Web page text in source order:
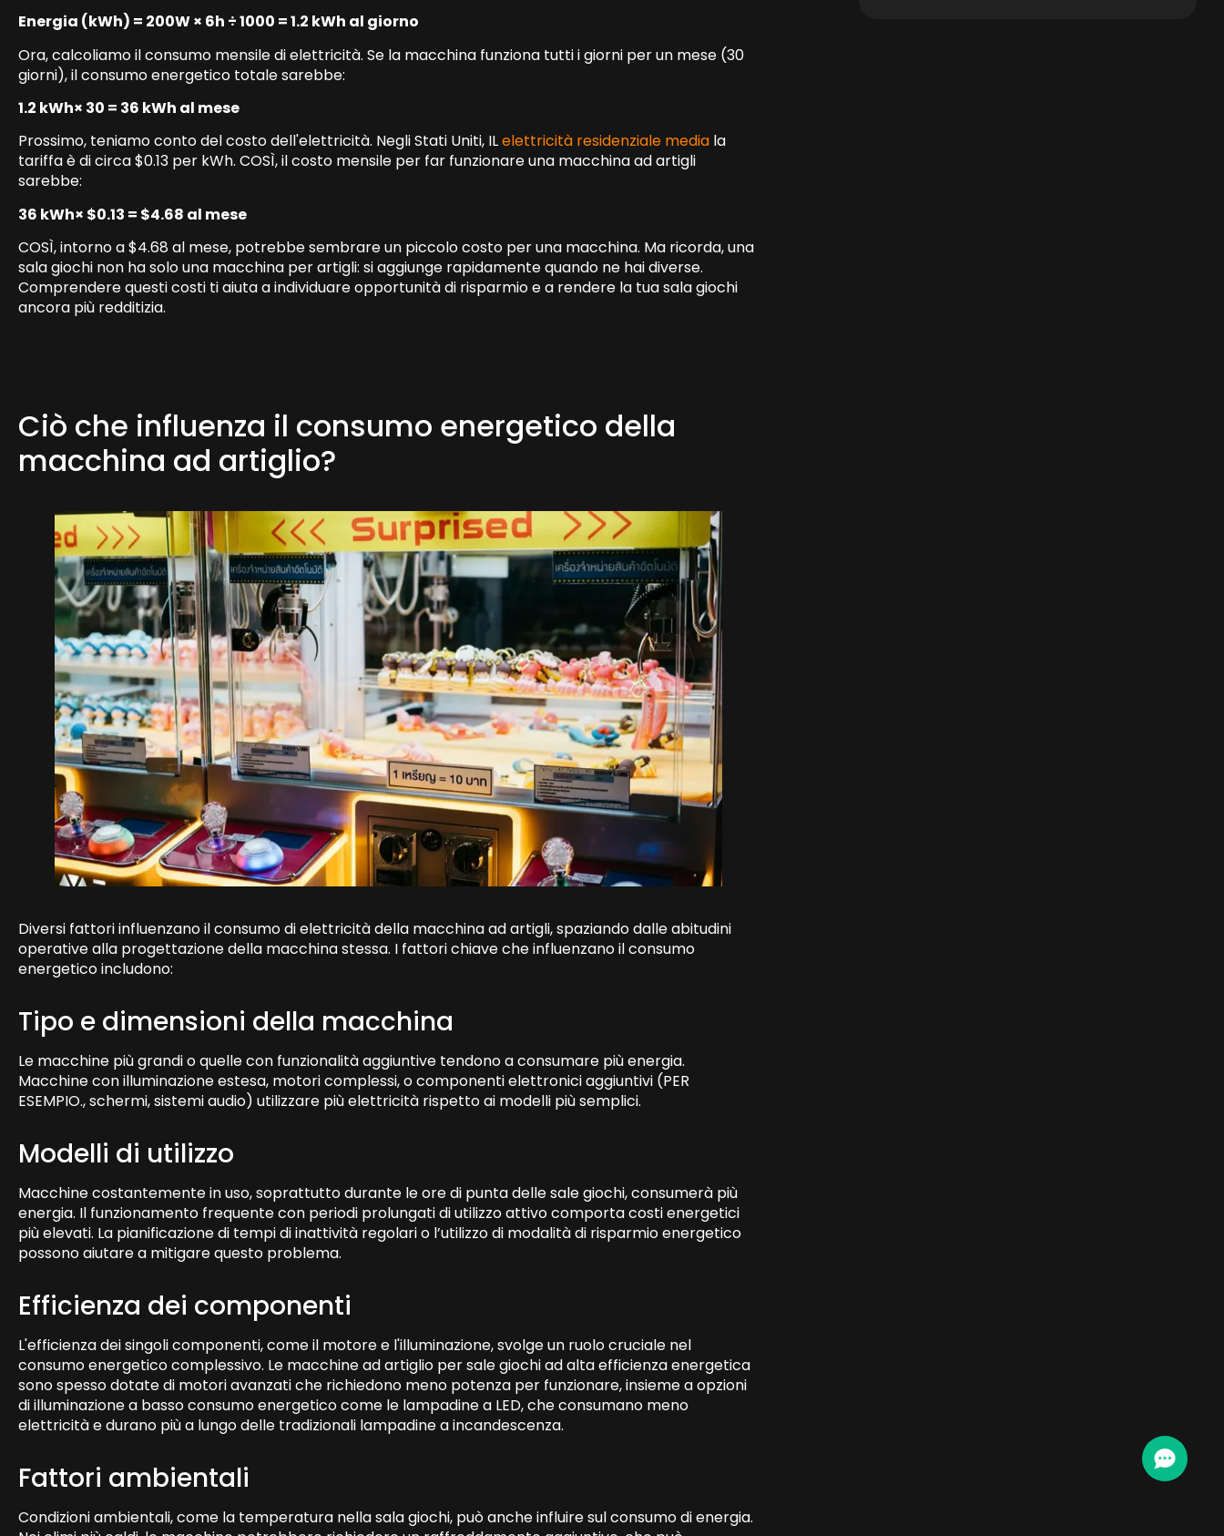
Energia (kWh) = 200W × 6h ÷ 1000 = 1.2 kWh al giorno
Ora, calcoliamo il consumo mensile di elettricità. Se la macchina funziona tutti i giorni per un mese (30
giorni), il consumo energetico totale sarebbe:
1.2 kWh× 30 = 36 kWh al mese
Prossimo, teniamo conto del costo dell'elettricità. Negli Stati Uniti, ILelettricità residenziale media la
tariffa è di circa $0.13 per kWh. COSÌ, il costo mensile per far funzionare una macchina ad artigli
sarebbe:
36 kWh× $0.13 = $4.68 al mese
COSÌ, intorno a $4.68 al mese, potrebbe sembrare un piccolo costo per una macchina. Ma ricorda, una
sala giochi non ha solo una macchina per artigli: si aggiunge rapidamente quando ne hai diverse.
Comprendere questi costi ti aiuta a individuare opportunità di risparmio e a rendere la tua sala giochi
ancora più redditizia.
Ciò che influenza il consumo energetico della
macchina ad artiglio?
Diversi fattori influenzano il consumo di elettricità della macchina ad artigli, spaziando dalle abitudini
operative alla progettazione della macchina stessa. I fattori chiave che influenzano il consumo
energetico includono:
Tipo e dimensioni della macchina
Le macchine più grandi o quelle con funzionalità aggiuntive tendono a consumare più energia.
Macchine con illuminazione estesa, motori complessi, o componenti elettronici aggiuntivi (PER
ESEMPIO., schermi, sistemi audio) utilizzare più elettricità rispetto ai modelli più semplici.
Modelli di utilizzo
Macchine costantemente in uso, soprattutto durante le ore di punta delle sale giochi, consumerà più
energia. Il funzionamento frequente con periodi prolungati di utilizzo attivo comporta costi energetici
più elevati. La pianificazione di tempi di inattività regolari o l’utilizzo di modalità di risparmio energetico
possono aiutare a mitigare questo problema.
Efficienza dei componenti
L'efficienza dei singoli componenti, come il motore e l'illuminazione, svolge un ruolo cruciale nel
consumo energetico complessivo. Le macchine ad artiglio per sale giochi ad alta efficienza energetica
sono spesso dotate di motori avanzati che richiedono meno potenza per funzionare, insieme a opzioni
di illuminazione a basso consumo energetico come le lampadine a LED, che consumano meno
elettricità e durano più a lungo delle tradizionali lampadine a incandescenza.
Fattori ambientali
Condizioni ambientali, come la temperatura nella sala giochi, può anche influire sul consumo di energia.